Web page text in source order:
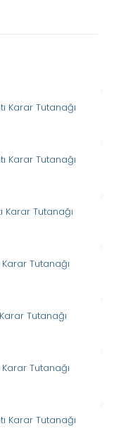
Karar Tutanağı
Karar Tutanağı
Karar Tutanağı
Tutanağı
Tutanağı
Tutanağı
Karar Tutanağı